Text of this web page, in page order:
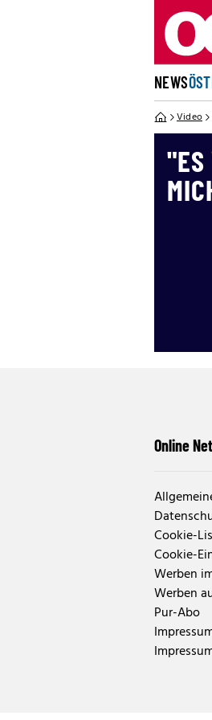
NEWS
Video
"ES
Online
Cookie-
Cookie-
Werben
Werben
Pur-Abo